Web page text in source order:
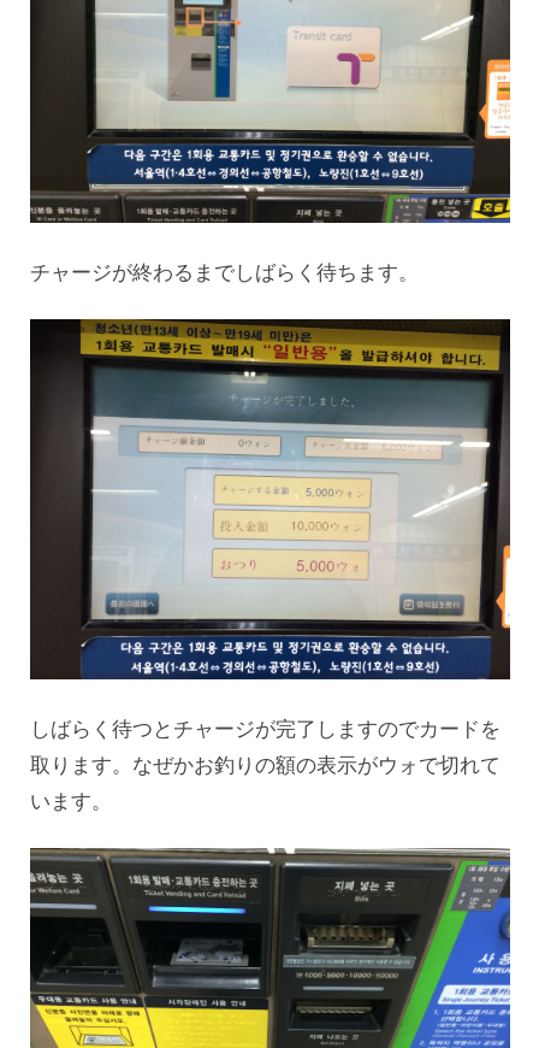
チャージが終わるまでしばらく待ちます。
しばらく待つとチャージが完了しますのでカードを
取ります。なぜかお釣りの額の表示がウォで切れて
います。